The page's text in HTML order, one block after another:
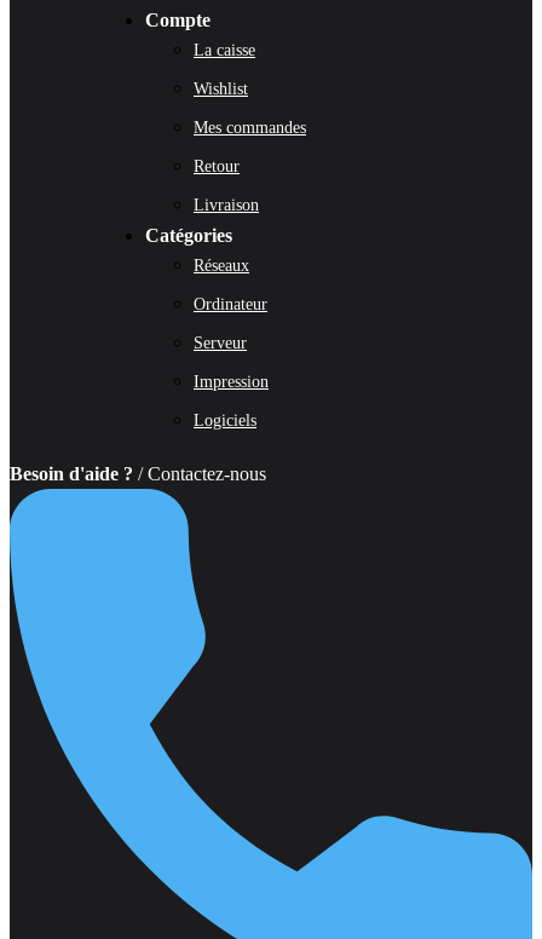
Compte
La caisse
Wishlist
Mes commandes
Retour
Livraison
Catégories
Réseaux
Ordinateur
Serveur
Impression
Logiciels
Besoin d'aide ? / Contactez-nous